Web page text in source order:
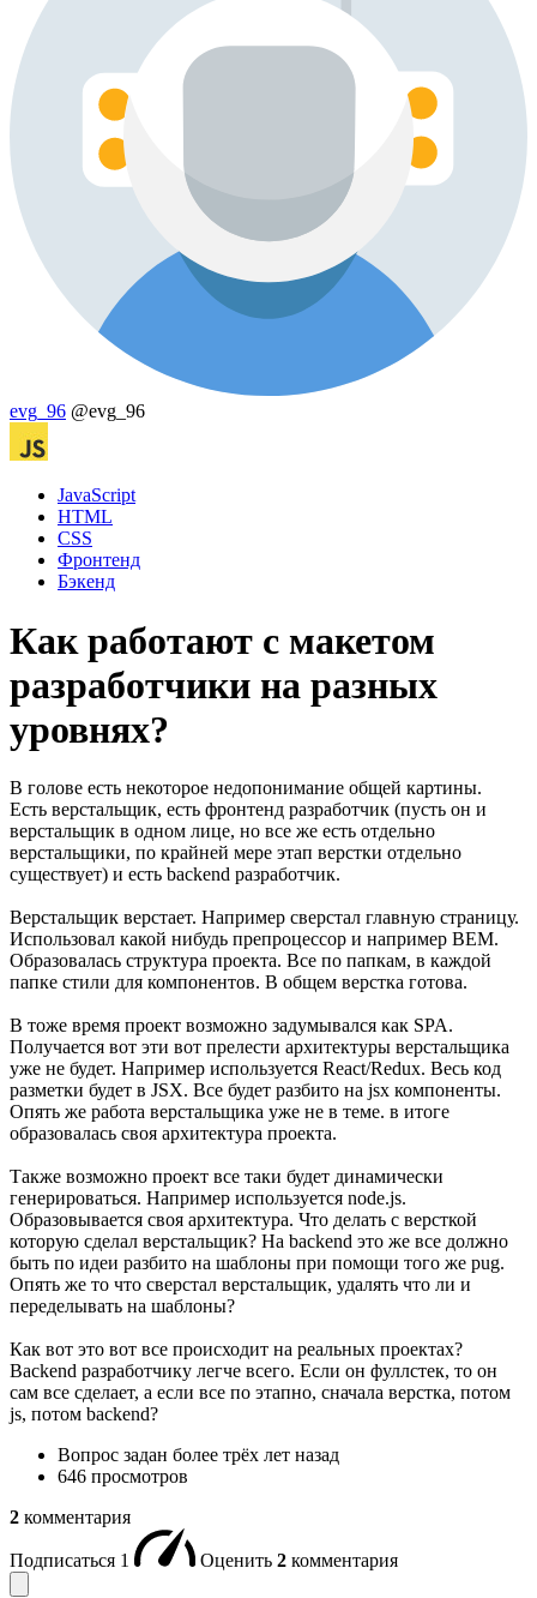
evg_96 @evg_96
JavaScript
HTML
CSS
Фронтенд
Бэкенд
Как работают с макетом
разработчики на разных
уровнях?
В голове есть некоторое недопонимание общей картины.
Есть верстальщик, есть фронтенд разработчик (пусть он и
верстальщик в одном лице, но все же есть отдельно
верстальщики, по крайней мере этап верстки отдельно
существует) и есть backend разработчик.
Верстальщик верстает. Например сверстал главную страницу.
Использовал какой нибудь препроцессор и например BEM.
Образовалась структура проекта. Все по папкам, в каждой
папке стили для компонентов. В общем верстка готова.
В тоже время проект возможно задумывался как SPA.
Получается вот эти вот прелести архитектуры верстальщика
уже не будет. Например используется React/Redux. Весь код
разметки будет в JSX. Все будет разбито на jsx компоненты.
Опять же работа верстальщика уже не в теме. в итоге
образовалась своя архитектура проекта.
Также возможно проект все таки будет динамически
генерироваться. Например используется node.js.
Образовывается своя архитектура. Что делать с версткой
которую сделал верстальщик? На backend это же все должно
быть по идеи разбито на шаблоны при помощи того же pug.
Опять же то что сверстал верстальщик, удалять что ли и
переделывать на шаблоны?
Как вот это вот все происходит на реальных проектах?
Backend разработчику легче всего. Если он фуллстек, то он
сам все сделает, а если все по этапно, сначала верстка, потом
js, потом backend?
Вопрос задан более трёх лет назад
646 просмотров
2 комментария
Подписаться 1 Оценить 2 комментария